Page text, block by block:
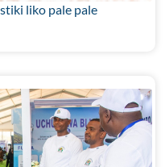
liko pale pale